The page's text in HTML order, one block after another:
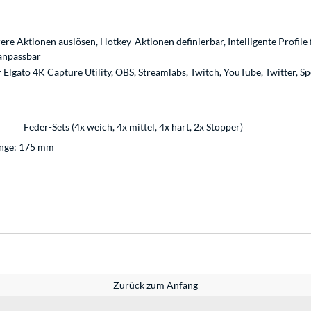
Aktionen auslösen, Hotkey-Aktionen definierbar, Intelligente
4K Capture Utility, OBS, Streamlabs, Twitch, YouTube, Twitter,
Feder-Sets (4x weich, 4x mittel, 4x hart, 2x Stopper)
175 mm
Zurück zum Anfang